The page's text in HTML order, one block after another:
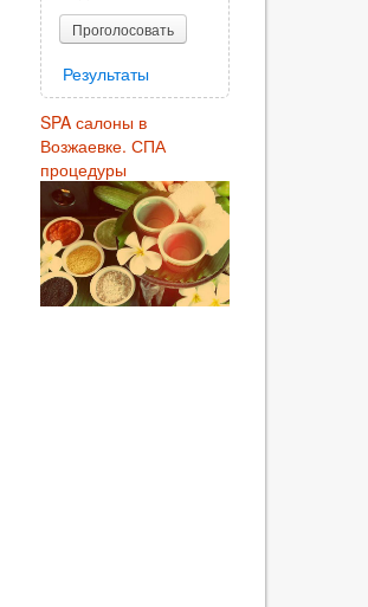
Проголосовать
Результаты
SPA салоны в
Возжаевке. СПА
процедуры